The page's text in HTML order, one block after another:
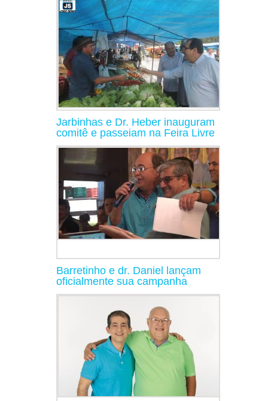
Jarbinhas e Dr. Heber inauguram
comitê e passeiam na Feira Livre
Barretinho e dr. Daniel lançam
oficialmente sua campanha